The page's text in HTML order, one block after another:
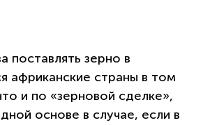
поставлять зерно в
африканские страны в том
и по «зерновой сделке»,
основе в случае, если в